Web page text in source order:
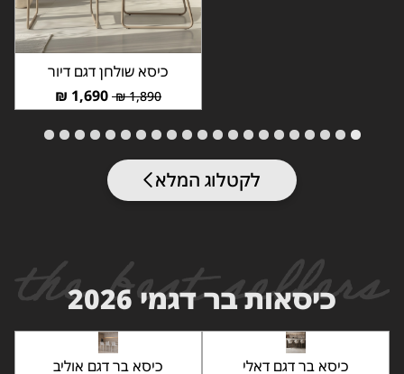
כיסאות בר דגמי 2026
כיסא בר דגם דאלי כיסא בר דגם אוליב
כיסא שולחן דגם דיור
1,890
₪
1,690
₪
לקטלוג המלא